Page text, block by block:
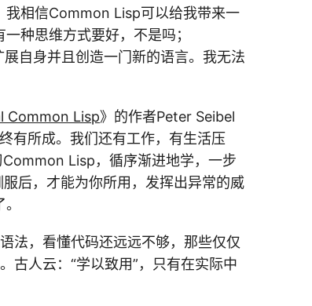
我相信Common Lisp可以给我带来一
种思维方式要好，不是吗；
自身并且创造一门新的语言。我无法
Common Lisp》的作者Peter Seibel
有所成。我们还有工作，有生活压
Lisp，循序渐进地学，一步
后，才能为你所用，发挥出异常的威
法，看懂代码还远远不够，那些仅仅
古人云：“学以致用”，只有在实际中